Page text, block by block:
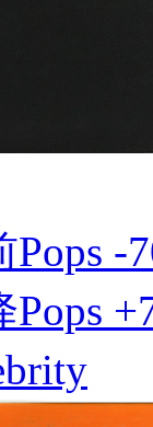
Pops -
Pops